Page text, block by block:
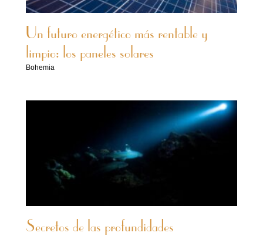
Un futuro energético más rentable y
limpio: los paneles solares
Bohemia
Secretos de las profundidades